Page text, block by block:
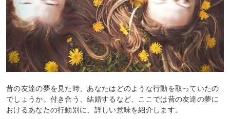
昔の友達の夢を見た時、あなたはどのような行動を取っていたの
でしょうか。付き合う、結婚するなど、ここでは昔の友達の夢に
おけるあなたの行動別に、詳しい意味を紹介します。